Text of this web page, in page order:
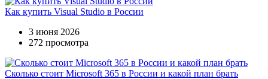
Как купить Visual Studio в России
3 июня 2026
272 просмотра
Сколько стоит Microsoft 365 в России и какой план брать